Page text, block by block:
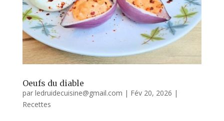
Oeufs du diable
par ledruidecuisine@gmail.com | Fév 20, 2026 |
Recettes